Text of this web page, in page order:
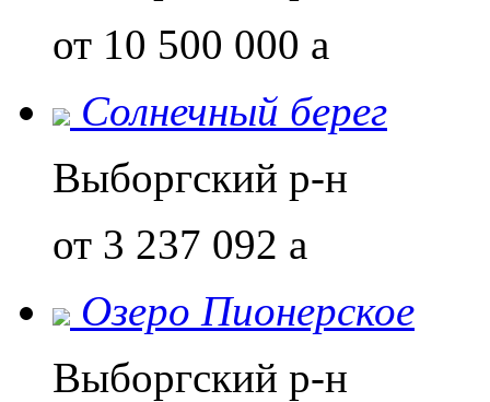
от 10 500 000 a
Солнечный берег
Выборгский р-н
от 3 237 092 a
Озеро Пионерское
Выборгский р-н